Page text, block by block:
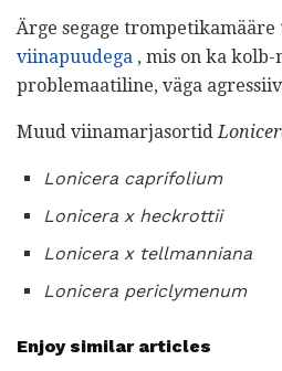
Ärge segage trompetikamääre
viinapuudega , mis on ka
problemaatiline, väga
Muud viinamarjasortid
Lonicera caprifolium
Lonicera x heckrottii
Lonicera x tellmanniana
Lonicera periclymenum
Enjoy similar articles